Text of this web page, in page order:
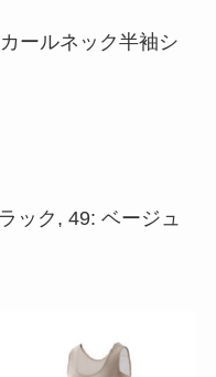
ールネック半袖シ
ック, 49: ベージュ